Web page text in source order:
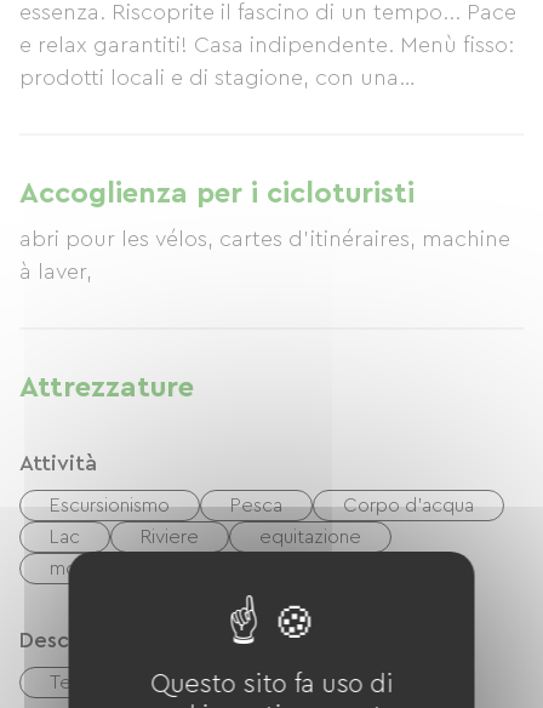
essenza. Riscoprite il fascino di un tempo... Pace
e relax garantiti! Casa indipendente. Menù fisso:
prodotti locali e di stagione, con una
Accoglienza per i cicloturisti
abri pour les vélos, cartes d'itinéraires, machine
à laver,
Attrezzature
Attività
Escursionismo Pesca
Corpo d'acqua
Lac
Riviere
equitazione
mountain bike
Descrizione
Terrazzo
Questo sito fa uso di